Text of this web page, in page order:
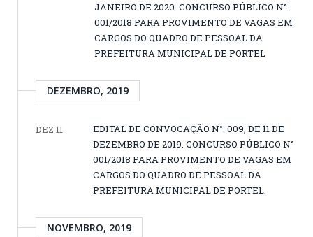
JANEIRO DE 2020. CONCURSO PÚBLICO N°.
001/2018 PARA PROVIMENTO DE VAGAS EM
CARGOS DO QUADRO DE PESSOAL DA
PREFEITURA MUNICIPAL DE PORTEL
DEZEMBRO, 2019
DEZ 11
EDITAL DE CONVOCAÇÃO N°. 009, DE 11 DE
DEZEMBRO DE 2019. CONCURSO PÚBLICO N°
001/2018 PARA PROVIMENTO DE VAGAS EM
CARGOS DO QUADRO DE PESSOAL DA
PREFEITURA MUNICIPAL DE PORTEL.
NOVEMBRO, 2019